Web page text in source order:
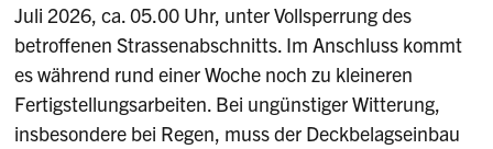
Juli 2026, ca. 05.00 Uhr, unter Vollsperrung des
betroffenen Strassenabschnitts. Im Anschluss kommt
es während rund einer Woche noch zu kleineren
Fertigstellungsarbeiten. Bei ungünstiger Witterung,
insbesondere bei Regen, muss der Deckbelagseinbau